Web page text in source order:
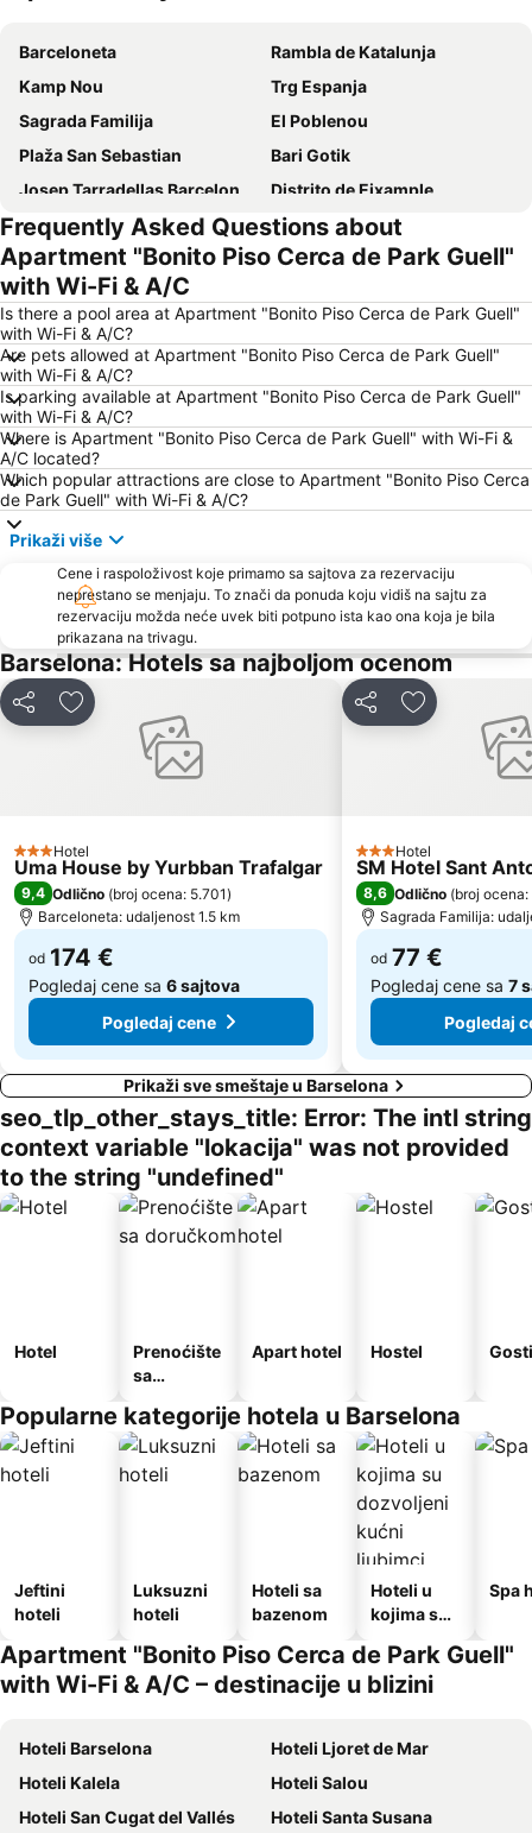
Barceloneta
Rambla de Katalunja
Kamp Nou
Trg Espanja
Sagrada Familija
El Poblenou
Plaža San Sebastian
Bari Gotik
Josep Tarradellas Barcelona–El Prat Airport
Distrito de Eixample
Barselonska luka
Trijumfalna kapija
Gràcia
Sagrada Família Metro Station
Parallel Metro Station
Olimpijska Luka
Barcelona Tours
Articket BCN
Trg Katalunja
Katedrala Barselone
Barcelona Shopping Line
La Dreta de l'Eixample
Ciutat Vella
Primavera Sound
Plaça Rius i Taulet
Altair
Riera de Merles
Crkva Svete Marije od Mora
Zoološki vrt u Barseloni
Sants
Barcelona Sants Metro Station
La Mora
Canal Olímpic de Catalunya
Estació del Nord
Urquinaona Metro Station
Pl. Catalunya Metro Station
Estació de Plaça Catalunya
Barselonski turistički autobus
Les Corts Metro Station
Circuit de Catalunya
Frequently Asked Questions about
Apartment "Bonito Piso Cerca de Park Guell"
with Wi-Fi & A/C
Is there a pool area at Apartment "Bonito Piso Cerca de Park Guell"
with Wi-Fi & A/C?
Are pets allowed at Apartment "Bonito Piso Cerca de Park Guell"
with Wi-Fi & A/C?
Is parking available at Apartment "Bonito Piso Cerca de Park Guell"
with Wi-Fi & A/C?
Where is Apartment "Bonito Piso Cerca de Park Guell" with Wi-Fi &
A/C located?
Which popular attractions are close to Apartment "Bonito Piso Cerca
de Park Guell" with Wi-Fi & A/C?
Prikaži više
Cene i raspoloživost koje primamo sa sajtova za rezervaciju
neprestano se menjaju. To znači da ponuda koju vidiš na sajtu za
rezervaciju možda neće uvek biti potpuno ista kao ona koja je bila
prikazana na trivagu.
Barselona: Hotels sa najboljom ocenom
Deli Dodati u favorite
3 Zvezdice
Hotel
Uma House by Yurbban Trafalgar
9,4 Odlično (broj ocena: 5.701)
Barceloneta: udaljenost 1.5 km
od 174 €
Pogledaj cene sa 6 sajtova
Pogledaj cene
Deli Dodati u
3 Zvezdice
Hotel
SM Hotel Sant
8,6 Odlično (broj ocena:
Sagrada Familija:
od 77 €
Pogledaj cene sa 7
Pogledaj
Prikaži sve smeštaje u Barselona
seo_tlp_other_stays_title: Error: The intl string
context variable "lokacija" was not provided
to the string "undefined"
Hotel
Prenoćište
sa
Apart hotel Hostel
Popularne kategorije hotela u Barselona
Jeftini
hoteli
Luksuzni
hoteli
Hoteli sa
bazenom
Hoteli u
kojima su
kućni
ljubimci
Spa
Apartment "Bonito Piso Cerca de Park Guell"
with Wi-Fi & A/C – destinacije u blizini
Hoteli Barselona
Hoteli Ljoret de Mar
Hoteli Kalela
Hoteli Salou
Hoteli San Cugat del Vallés
Hoteli Santa Susana